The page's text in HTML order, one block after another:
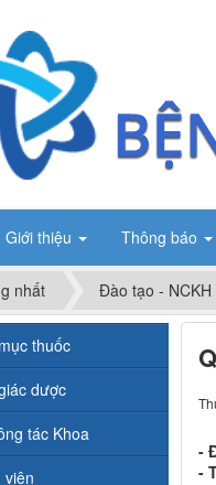
Giới thiệu Thông báo
nhất Đào tạo - NCKH
-
-
thuốc
dược
tác Khoa
viên